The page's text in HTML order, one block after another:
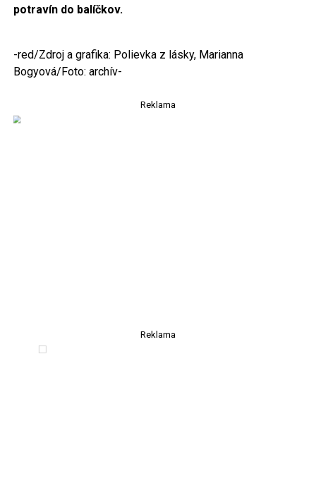
potravín do balíčkov.
-red/Zdroj a grafika: Polievka z lásky, Marianna
Bogyová/Foto: archív-
Reklama
Reklama